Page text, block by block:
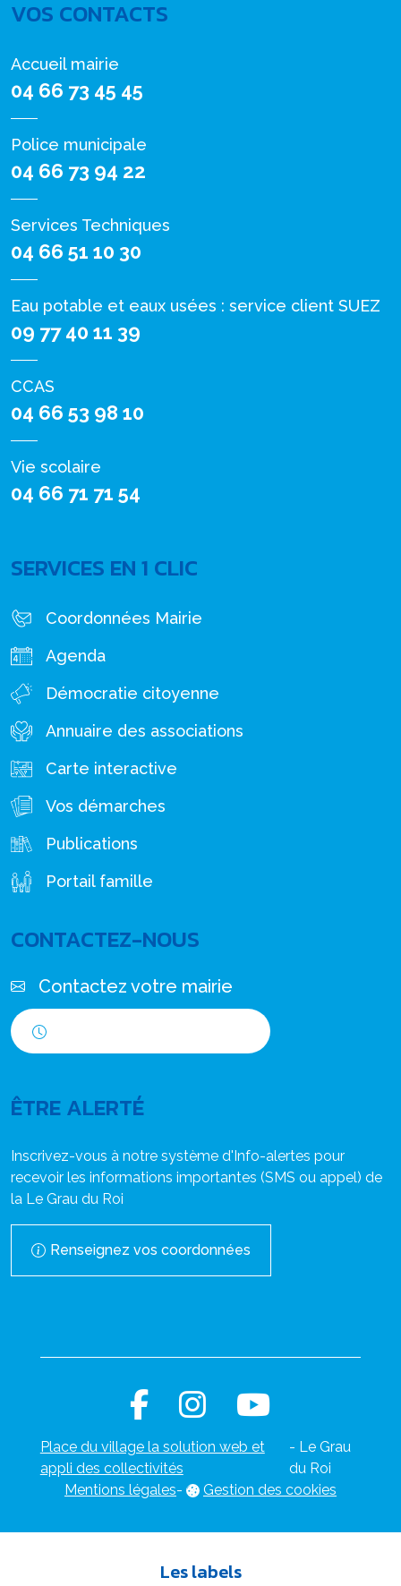
VOS CONTACTS
Accueil mairie
04 66 73 45 45
Police municipale
04 66 73 94 22
Services Techniques
04 66 51 10 30
Eau potable et eaux usées : service client SUEZ
09 77 40 11 39
CCAS
04 66 53 98 10
Vie scolaire
04 66 71 71 54
SERVICES EN 1 CLIC
Coordonnées Mairie
Agenda
Démocratie citoyenne
Annuaire des associations
Carte interactive
Vos démarches
Publications
Portail famille
CONTACTEZ-NOUS
Contactez votre mairie
ÊTRE ALERTÉ
Inscrivez-vous à notre système d'Info-alertes pour
recevoir les informations importantes (SMS ou appel) de
la Le Grau du Roi
Renseignez vos coordonnées
Place du village la solution web et
appli des collectivités
- Le Grau
du Roi
Mentions légales- Gestion des cookies
Les labels